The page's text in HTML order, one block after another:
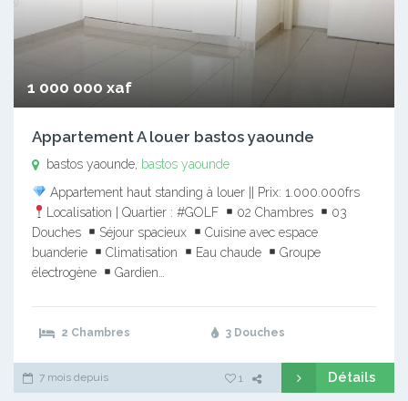
1 000 000 xaf
Appartement A louer bastos yaounde
bastos yaounde, bastos yaounde
Appartement haut standing à louer || Prix: 1.000.000frs
Localisation | Quartier : #GOLF
02 Chambres
03
Douches
Séjour spacieux
Cuisine avec espace
buanderie
Climatisation Eau chaude
Groupe
électrogène
Gardien…
2 Chambres 3 Douches
7 mois depuis 1 Détails